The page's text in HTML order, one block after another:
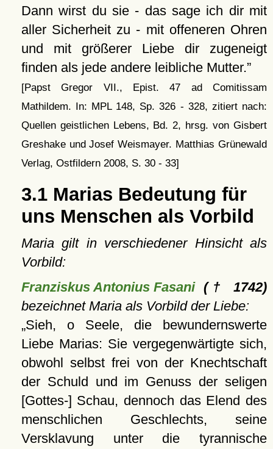
Dann wirst du sie - das sage ich dir mit
aller Sicherheit zu - mit offeneren Ohren
und mit größerer Liebe dir zugeneigt
finden als jede andere leibliche Mutter.
[Papst Gregor VII., Epist. 47 ad Comitissam
Mathildem. In: MPL 148, Sp. 326 - 328, zitiert nach:
Quellen geistlichen Lebens, Bd. 2, hrsg. von Gisbert
Greshake und Josef Weismayer. Matthias Grünewald
Verlag, Ostfildern 2008, S. 30 - 33]
3.1 Marias Bedeutung für
uns Menschen als Vorbild
Maria gilt in verschiedener Hinsicht als
Vorbild:
Franziskus Antonius Fasani(† 1742)
bezeichnet Maria als Vorbild der Liebe:
Sieh, o Seele, die bewundernswerte
Liebe Marias: Sie vergegenwärtigte sich,
obwohl selbst frei von der Knechtschaft
der Schuld und im Genuss der seligen
[Gottes-] Schau, dennoch das Elend des
menschlichen Geschlechts, seine
Versklavung unter die tyrannische